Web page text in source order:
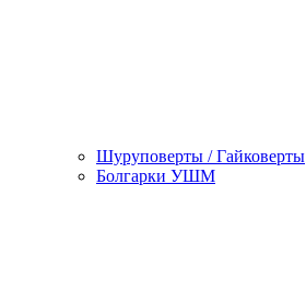
Шуруповерты / Гайковерты
Болгарки УШМ